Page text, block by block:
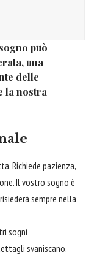
può
una
delle
la nostra
Richiede pazienza,
Il vostro sogno è
sempre nella
sogni
svaniscano.